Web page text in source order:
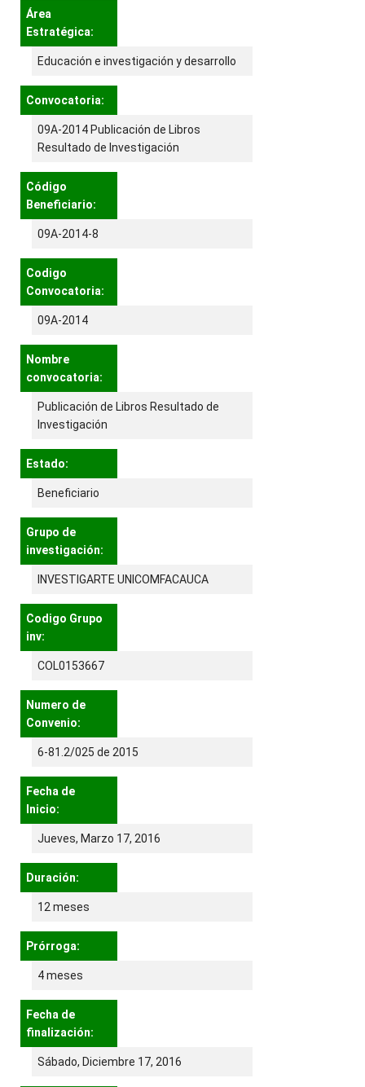
Área
Estratégica:
Educación e investigación y desarrollo
Convocatoria:
09A-2014 Publicación de Libros
Resultado de Investigación
Código
Beneficiario:
09A-2014-8
Codigo
Convocatoria:
09A-2014
Nombre
convocatoria:
Publicación de Libros Resultado de
Investigación
Estado:
Beneficiario
Grupo de
investigación:
INVESTIGARTE UNICOMFACAUCA
Codigo Grupo
inv:
COL0153667
Numero de
Convenio:
6-81.2/025 de 2015
Fecha de
Inicio:
Jueves, Marzo 17, 2016
Duración:
12 meses
Prórroga:
4 meses
Fecha de
finalización:
Sábado, Diciembre 17, 2016